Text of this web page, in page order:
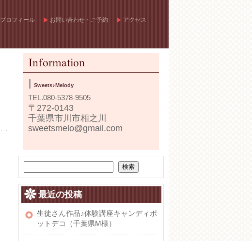
Sweets♪Melody
TEL.080-5378-9505
〒272-0143
千葉県市川市相之川
sweetsmelo@gmail.com
プロフィール お問い合わせ・ご予約 アクセス
検索
最近の投稿
生徒さん作品♪体験講座キャンディポ
ットデコ（千葉県M様）